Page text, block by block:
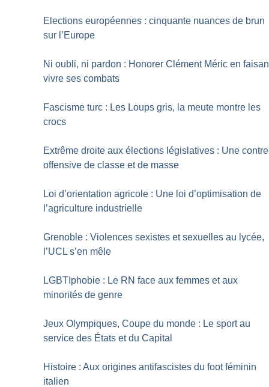
Elections européennes : cinquante nuances de brun
sur l’Europe
Ni oubli, ni pardon : Honorer Clément Méric en
vivre ses combats
Fascisme turc : Les Loups gris, la meute montre les
crocs
Extrême droite aux élections législatives : Une
offensive de classe et de masse
Loi d’orientation agricole : Une loi d’optimisation de
l’agriculture industrielle
Grenoble : Violences sexistes et sexuelles au lycée,
l’UCL s’en mêle
LGBTIphobie : Le RN face aux femmes et aux
minorités de genre
Jeux Olympiques, Coupe du monde : Le sport au
service des États et du Capital
Histoire : Aux origines antifascistes du foot féminin
italien